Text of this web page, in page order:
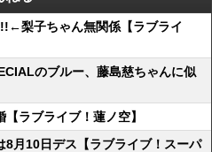
梨子ちゃん無関係【ラブライ
のブルー、藤島慈ちゃんに似
ラブライブ！蓮ノ空】
8月10日デス【ラブライブ！スーパ